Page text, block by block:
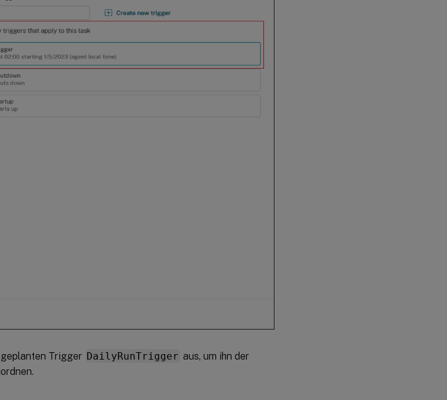
Trigger DailyRunTrigger aus, um ihn der